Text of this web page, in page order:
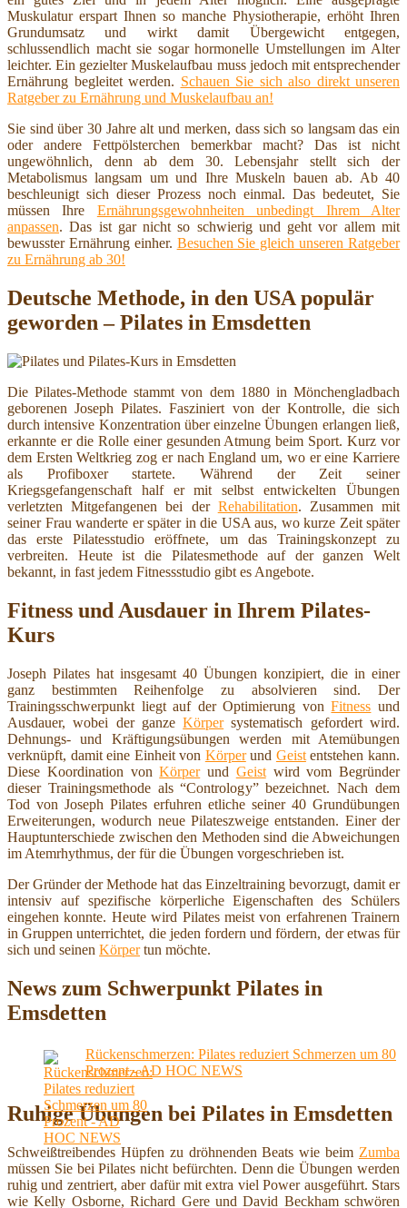
Muskulatur erspart Ihnen so manche Physiotherapie, erhöht Ihren
Grundumsatz und wirkt damit Übergewicht entgegen,
schlussendlich macht sie sogar hormonelle Umstellungen im Alter
leichter. Ein gezielter Muskelaufbau muss jedoch mit entsprechender
Ernährung begleitet werden. Schauen Sie sich also direkt unseren
Ratgeber zu Ernährung und Muskelaufbau an!
Sie sind über 30 Jahre alt und merken, dass sich so langsam das ein
oder andere Fettpölsterchen bemerkbar macht? Das ist nicht
ungewöhnlich, denn ab dem 30. Lebensjahr stellt sich der
Metabolismus langsam um und Ihre Muskeln bauen ab. Ab 40
beschleunigt sich dieser Prozess noch einmal. Das bedeutet, Sie
müssen Ihre Ernährungsgewohnheiten unbedingt Ihrem Alter
anpassen. Das ist gar nicht so schwierig und geht vor allem mit
bewusster Ernährung einher. Besuchen Sie gleich unseren Ratgeber
zu Ernährung ab 30!
Deutsche Methode, in den USA populär
geworden – Pilates in Emsdetten
Die Pilates-Methode stammt von dem 1880 in Mönchengladbach
geborenen Joseph Pilates. Fasziniert von der Kontrolle, die sich
durch intensive Konzentration über einzelne Übungen erlangen ließ,
erkannte er die Rolle einer gesunden Atmung beim Sport. Kurz vor
dem Ersten Weltkrieg zog er nach England um, wo er eine Karriere
als Profiboxer startete. Während der Zeit seiner
Kriegsgefangenschaft half er mit selbst entwickelten Übungen
verletzten Mitgefangenen bei der Rehabilitation. Zusammen mit
seiner Frau wanderte er später in die USA aus, wo kurze Zeit später
das erste Pilatesstudio eröffnete, um das Trainingskonzept zu
verbreiten. Heute ist die Pilatesmethode auf der ganzen Welt
bekannt, in fast jedem Fitnessstudio gibt es Angebote.
Fitness und Ausdauer in Ihrem Pilates-
Kurs
Joseph Pilates hat insgesamt 40 Übungen konzipiert, die in einer
ganz bestimmten Reihenfolge zu absolvieren sind. Der
Trainingsschwerpunkt liegt auf der Optimierung vonFitness und
Ausdauer, wobei der ganzeKörpersystematisch gefordert wird.
Dehnungs- und Kräftigungsübungen werden mit Atemübungen
verknüpft, damit eine Einheit von Körperund Geistentstehen kann.
Diese Koordination vonKörperund Geistwird vom Begründer
dieser Trainingsmethode als “Contrology” bezeichnet. Nach dem
Tod von Joseph Pilates erfuhren etliche seiner 40 Grundübungen
Erweiterungen, wodurch neue Pilateszweige entstanden. Einer der
Hauptunterschiede zwischen den Methoden sind die Abweichungen
im Atemrhythmus, der für die Übungen vorgeschrieben ist.
Der Gründer der Methode hat das Einzeltraining bevorzugt, damit er
intensiv auf spezifische körperliche Eigenschaften des Schülers
eingehen konnte. Heute wird Pilates meist von erfahrenen Trainern
in Gruppen unterrichtet, die jeden fordern und fördern, der etwas für
sich und seinen Körpertun möchte.
News zum Schwerpunkt Pilates in
Emsdetten
Rückenschmerzen: Pilates reduziert Schmerzen um 80
Prozent - AD HOC NEWS
Ruhige Übungen bei Pilates in Emsdetten
Schweißtreibendes Hüpfen zu dröhnenden Beats wie beim Zumba
müssen Sie bei Pilates nicht befürchten. Denn die Übungen werden
ruhig und zentriert, aber dafür mit extra viel Power ausgeführt. Stars
wie Kelly Osborne, Richard Gere und David Beckham schwören